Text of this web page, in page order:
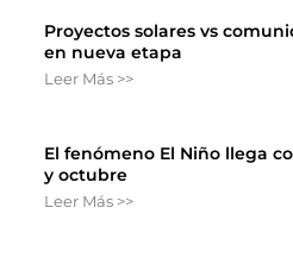
Proyectos solares vs
en nueva etapa
Leer Más >>
El fenómeno El Niño llega
y octubre
Leer Más >>